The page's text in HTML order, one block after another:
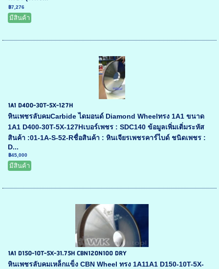
฿7,276
มีสินค้า
1A1 D400-30T-5X-127H
หินเพชรลับคมCarbide ไดมอนด์ Diamond Wheelทรง 1A1 ขนาด
1A1 D400-30T-5X-127Hเบอร์เพชร : SDC140 ข้อมูลเพิ่มเติ่มระหัส
สินค้า :01-1A-S-52-Rชื่อสินค้า : หินเจียรเพชรคาร์ไบด์ ชนิดเพชร :
D...
฿45,000
มีสินค้า
1A1 D150-10T-5X-31.75H CBN120N100 DRY
หินเพชรลับคมเหล็กแข็ง CBN Wheel ทรง 1A11A1 D150-10T-5X-